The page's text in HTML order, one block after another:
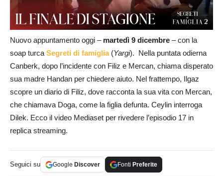
Nuovo appuntamento oggi – martedì 9 dicembre – con la
soap turcaSegreti di famiglia (Yargi). Nella puntata odierna
Canberk, dopo l’incidente con Filiz e Mercan, chiama disperato
sua madre Handan per chiedere aiuto. Nel frattempo, Ilgaz
scopre un diario di Filiz, dove racconta la sua vita con Mercan,
che chiamava Doga, come la figlia defunta. Ceylin interroga
Dilek. Ecco il video Mediaset per rivedere l’episodio 17 in
replica streaming.
Seguici su Google Discover Fonti Preferite